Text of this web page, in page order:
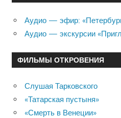
Аудио — эфир:
Аудио — экскурсии
ФИЛЬМЫ ОТКРОВЕНИЯ
Слушая Тарковского
«Татарская пустыня»
«Смерть в Венеции»